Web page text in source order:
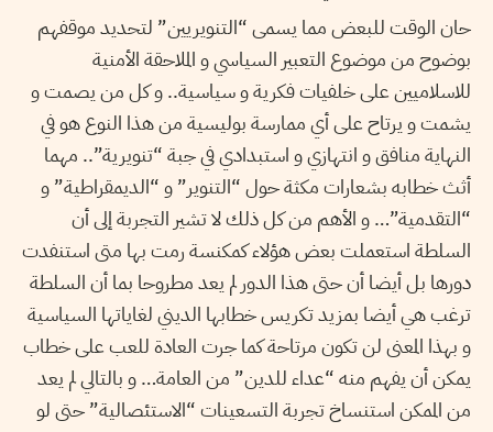
حان الوقت للبعض مما يسمى “التنويريين” لتحديد موقفهم
بوضوح من موضوع التعبير السياسي و الملاحقة الأمنية
للاسلاميين على خلفيات فكرية و سياسية.. و كل من يصمت و
يشمت و يرتاح على أي ممارسة بوليسية من هذا النوع هو في
النهاية منافق و انتهازي و استبدادي في جبة “تنويرية”.. مهما
أثث خطابه بشعارات مكثة حول “التنوير” و “الديمقراطية” و
“التقدمية”… و الأهم من كل ذلك لا تشير التجربة إلى أن
السلطة استعملت بعض هؤلاء كمكنسة رمت بها متى استنفدت
دورها بل أيضا أن حتى هذا الدور لم يعد مطروحا بما أن السلطة
ترغب هي أيضا بمزيد تكريس خطابها الديني لغاياتها السياسية
و بهذا المعنى لن تكون مرتاحة كما جرت العادة للعب على خطاب
يمكن أن يفهم منه “عداء للدين” من العامة… و بالتالي لم يعد
من الممكن استنساخ تجربة التسعينات “الاستئصالية” حتى لو